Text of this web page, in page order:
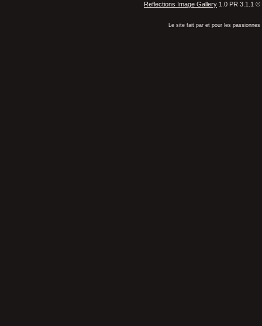
Reflections Image Gallery 1.0 PR 3.1.1
Le site fait par et pour les